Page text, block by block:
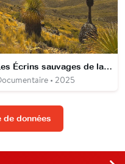
Les Écrins sauvages de la nature
• 2025
de données